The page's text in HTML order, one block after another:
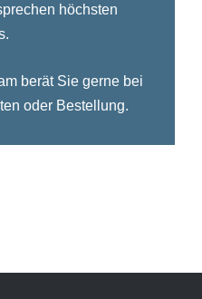
höchsten
berät Sie gerne bei
oder Bestellung.